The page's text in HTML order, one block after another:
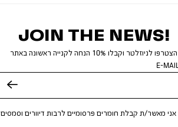
JOIN THE NEWS!
הצטרפו לניוזלטר וקבלו 10% הנחה לקנייה ראשונה באתר
E-MAIL
אני מאשר/ת קבלת חומרים פרסומיים לרבות דיוורים וסמסים